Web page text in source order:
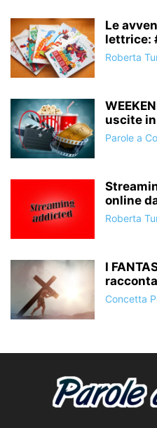
Le
lettrice:
Roberta
uscite in
Parole a
online
Roberta
I
Concetta